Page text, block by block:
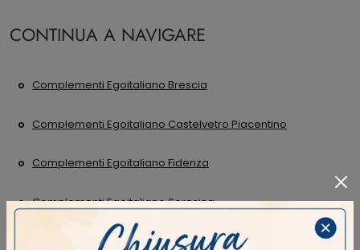
CONTINUA A NAVIGARE
Complementi Egoitaliano Brescia
Complementi Egoitaliano Castelvetro Piacentino
Complementi Egoitaliano Fidenza
Complementi Egoitaliano Soresina
Negozio Di Pouf A Brescia